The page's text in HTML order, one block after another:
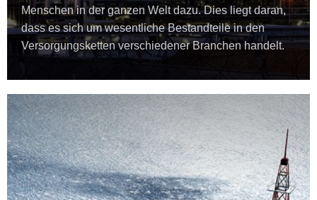
Menschen in der ganzen Welt dazu. Dies liegt daran,
dass es sich um wesentliche Bestandteile in den
Versorgungsketten verschiedener Branchen handelt.